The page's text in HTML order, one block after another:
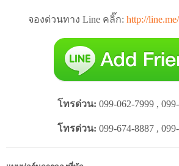
จองด่วนทาง Line คลิ๊ก: http://
โทรด่วน: 099-062-7999 ,
โทรด่วน: 099-674-8887 ,